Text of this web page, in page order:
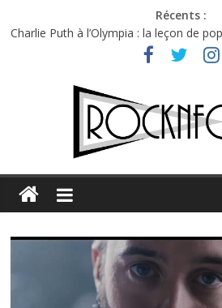
Récents :
Charlie Puth à l’Olympia : la leçon de
Festival Triptyque : un nouveau festival
Hellfest 2026 vendredi : température et
Hellfest 2026 jeudi : impossible de
Première édition du Midgard Festival :